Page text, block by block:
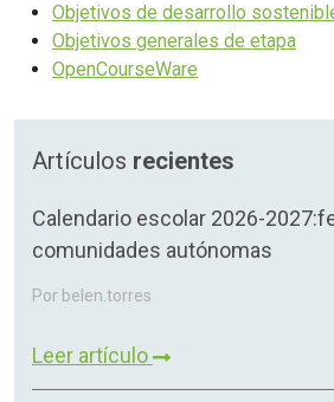
Objetivos de desarrollo
Objetivos generales de etapa
OpenCourseWare
Artículos recientes
Calendario escolar 2026-
comunidades autónomas
Por belen.torres
Leer artículo